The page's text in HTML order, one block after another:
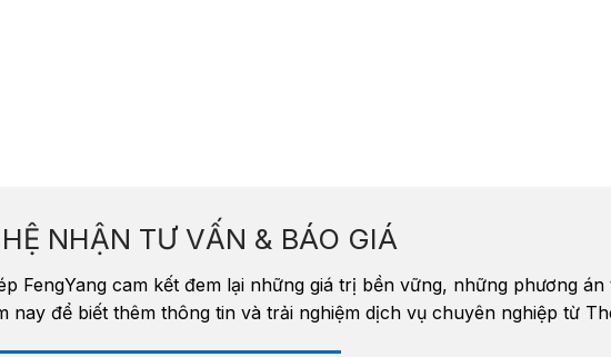
NHẬN TƯ VẤN & BÁO GIÁ
FengYang cam kết đem lại những giá trị bền vững, những phương
để biết thêm thông tin và trải nghiệm dịch vụ chuyên nghiệp từ